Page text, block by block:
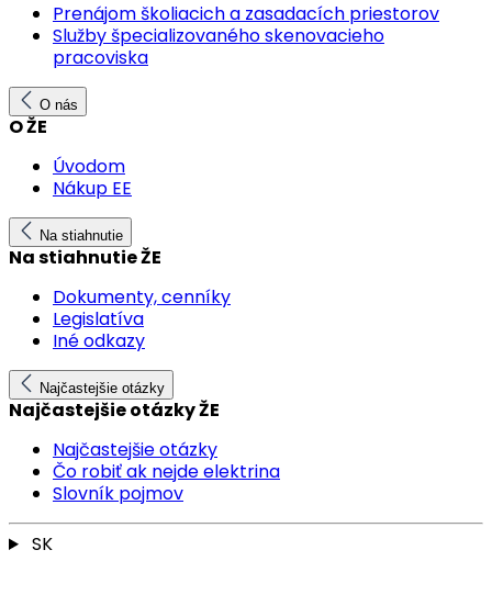
Prenájom školiacich a zasadacích priestorov
Služby špecializovaného skenovacieho
pracoviska
O nás
O ŽE
Úvodom
Nákup EE
Na stiahnutie
Na stiahnutie ŽE
Dokumenty, cenníky
Legislatíva
Iné odkazy
Najčastejšie otázky
Najčastejšie otázky ŽE
Najčastejšie otázky
Čo robiť ak nejde elektrina
Slovník pojmov
SK